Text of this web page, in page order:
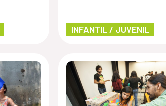
INFANTIL / JUVENIL